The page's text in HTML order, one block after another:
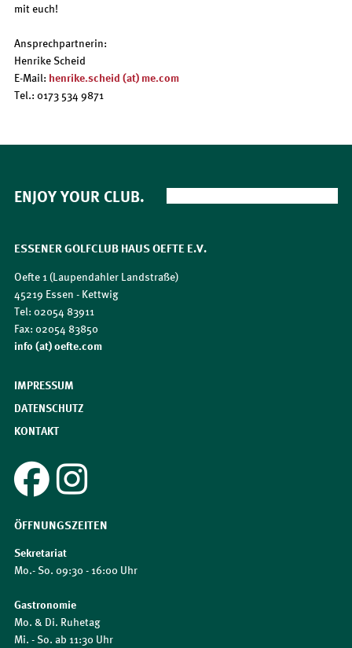
mit euch!
Ansprechpartnerin:
Henrike Scheid
E-Mail: henrike.scheid (at) me.com
Tel.: 0173 534 9871
ENJOY YOUR CLUB.
ESSENER GOLFCLUB HAUS OEFTE E.V.
Oefte 1 (Laupendahler Landstraße)
45219 Essen - Kettwig
Tel: 02054 83911
Fax: 02054 83850
​​​​​​​info (at) oefte.com
IMPRESSUM
DATENSCHUTZ
KONTAKT
ÖFFNUNGSZEITEN
Sekretariat
Mo.- So. 09:30 - 16:00 Uhr
Gastronomie
Mo. & Di. Ruhetag
Mi. - So. ab 11:30 Uhr